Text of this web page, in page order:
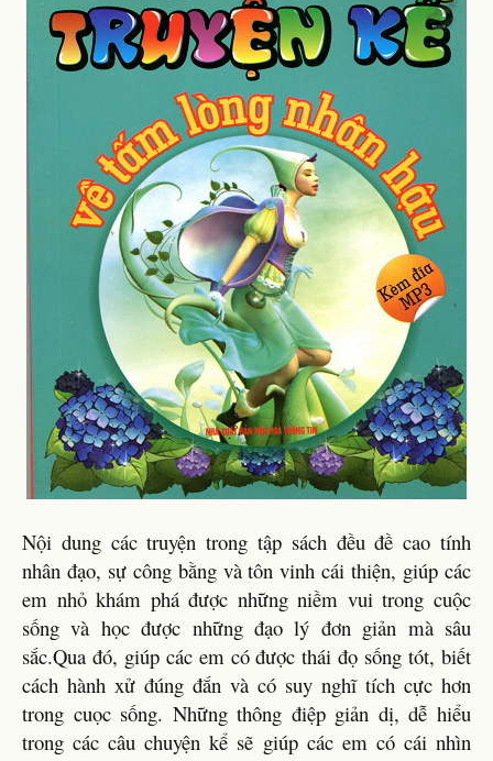
Nội dung các truyện trong tập sách đều đề cao tính
nhân đạo, sự công bằng và tôn vinh cái thiện, giúp các
em nhỏ khám phá được những niềm vui trong cuộc
sống và học được những đạo lý đơn giản mà sâu
sắc.Qua đó, giúp các em có được thái đọ sống tót, biết
cách hành xử đúng đắn và có suy nghĩ tích cực hơn
trong cuọc sống. Những thông điệp giản dị, dễ hiểu
trong các câu chuyện kể sẽ giúp các em có cái nhìn